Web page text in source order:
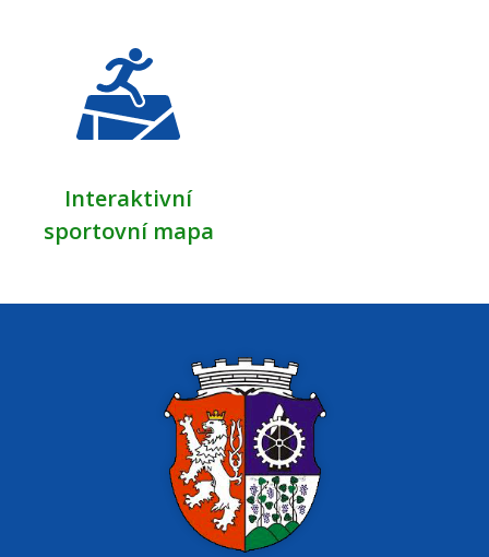
Interaktivní
sportovní mapa